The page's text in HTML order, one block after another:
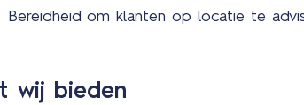
Bereidheid om klanten op locatie te
wij bieden